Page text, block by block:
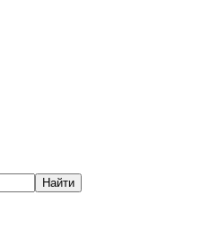
Найти